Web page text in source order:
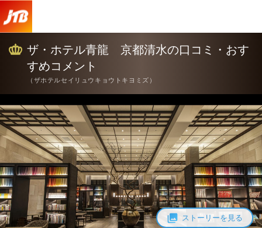
ストーリーを見る
ザ・ホテル青龍 京都清水の口コミ・おす
すめコメント
（ ザホテルセイリュウキョウトキヨミズ ）